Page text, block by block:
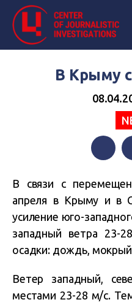
В Крыму
В связи с
апреля в Крыму и в
усиление юго-
западный ветра 23-
осадки: дождь,
Ветер западный,
местами 23-28 м/с.